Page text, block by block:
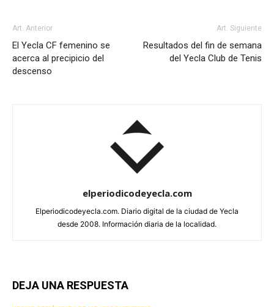
Art. Anterior
El Yecla CF femenino se
acerca al precipicio del
descenso
Art. Siguiente
Resultados del fin de semana
del Yecla Club de Tenis
elperiodicodeyecla.com
Elperiodicodeyecla.com. Diario digital de la ciudad de Yecla
desde 2008. Información diaria de la localidad.
DEJA UNA RESPUESTA